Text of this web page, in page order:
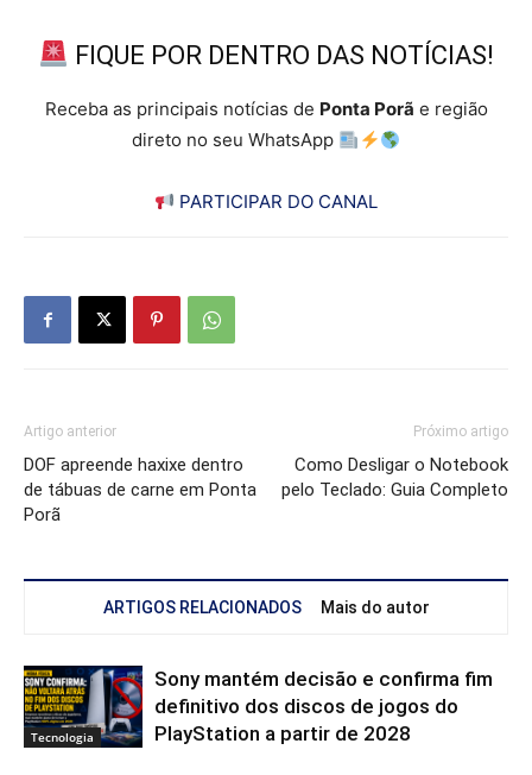
FIQUE POR DENTRO DAS NOTÍCIAS!
Receba as principais notícias de Ponta Porã e região
direto no seu WhatsApp
PARTICIPAR DO CANAL
Artigo anterior
DOF apreende haxixe dentro
de tábuas de carne em Ponta
Porã
Próximo artigo
Como Desligar o Notebook
pelo Teclado: Guia Completo
ARTIGOS RELACIONADOS Mais do autor
Tecnologia
Sony mantém decisão e confirma fim
definitivo dos discos de jogos do
PlayStation a partir de 2028